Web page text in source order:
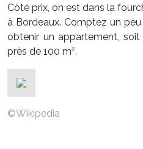
Côté prix, on est dans la
à Bordeaux. Comptez un
obtenir un appartement,
près de 100 m².
©Wikipedia